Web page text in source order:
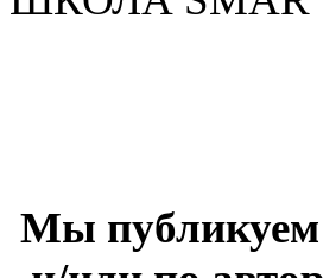
Мы публикуем